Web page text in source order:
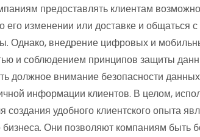
предоставлять клиентам
его изменении или доставке и общаться
Однако, внедрение цифровых и
и соблюдением принципов защиты
должное внимание безопасности
информации клиентов. В целом,
создания удобного клиентского опыта
Они позволяют компаниям быть